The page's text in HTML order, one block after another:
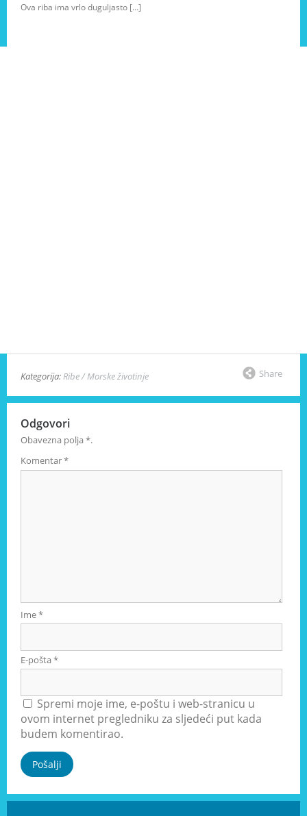
Ova riba ima vrlo duguljasto […]
Kategorija: Ribe / Morske životinje Share
Odgovori
Obavezna polja*.
Komentar*
Ime*
E-pošta*
Spremi moje ime, e-poštu i web-stranicu u
ovom internet pregledniku za sljedeći put kada
budem komentirao.